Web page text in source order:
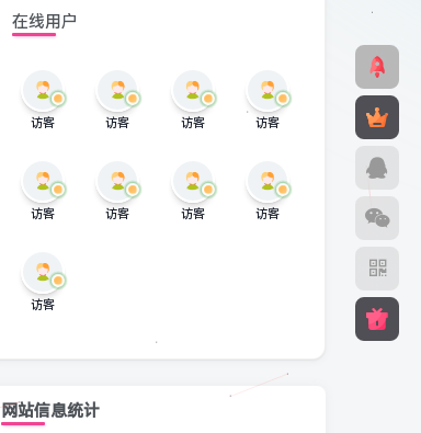
在线用户
访客 访客 访客 访客
访客 访客 访客 访客
访客
网站信息统计